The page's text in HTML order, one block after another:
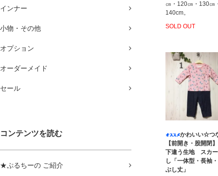
インナー
小物・その他
オプション
オーダーメイド
セール
コンテンツを読む
★ぷるちーの ご紹介
㎝・120㎝・130㎝
140cm。
SOLD OUT
かわいい☆つ
【前開き・股開閉
下違う生地 スカ
し「一体型・長袖
ぶし丈」